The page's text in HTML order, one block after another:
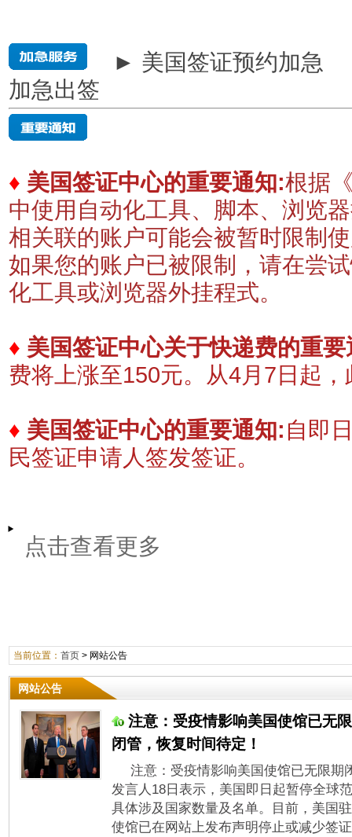
► 美国签证预约加急
加急出签
♦ 美国签证中心的重要通知:根据
中使用自动化工具、脚本、浏览
相关联的账户可能会被暂时限制
如果您的账户已被限制，请在尝
化工具或浏览器外挂程式。
♦ 美国签证中心关于快递费的重
费将上涨至150元。
从4月7日起
♦ 美国签证中心的重要通知: 自即
民签证申请人签发签证。
点击查看更多
当前位置： 首页> 网站公告
网站公告
注意：受疫情影响美国使馆已无
闭管，恢复时间待定！
注意：受疫情影响美国使馆已无限期
发言人18日表示，美国即日起暂停全球
具体涉及国家数量及名单。目前，美国
使馆已在网站上发布声明停止或减少签